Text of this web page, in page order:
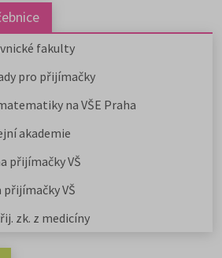
fakulty
pro přijímačky
na VŠE Praha
akademie
přijímačky VŠ
VŠ
zk. z medicíny